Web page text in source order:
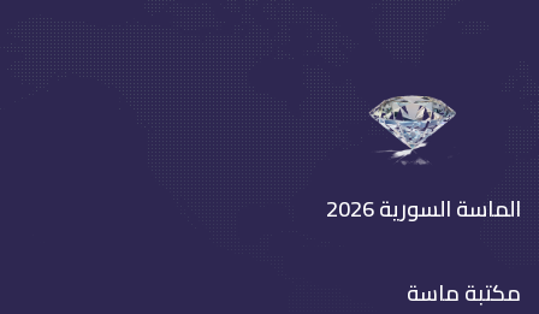
الماسة السورية 2026
مكتبة ماسة